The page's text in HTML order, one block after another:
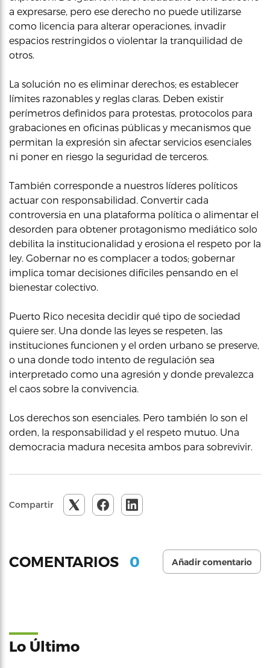
a expresarse, pero ese derecho no puede utilizarse
como licencia para alterar operaciones, invadir
espacios restringidos o violentar la tranquilidad de
otros.
La solución no es eliminar derechos; es establecer
límites razonables y reglas claras. Deben existir
perímetros definidos para protestas, protocolos para
grabaciones en oficinas públicas y mecanismos que
permitan la expresión sin afectar servicios esenciales
ni poner en riesgo la seguridad de terceros.
También corresponde a nuestros líderes políticos
actuar con responsabilidad. Convertir cada
controversia en una plataforma política o alimentar el
desorden para obtener protagonismo mediático solo
debilita la institucionalidad y erosiona el respeto por la
ley. Gobernar no es complacer a todos; gobernar
implica tomar decisiones difíciles pensando en el
bienestar colectivo.
Puerto Rico necesita decidir qué tipo de sociedad
quiere ser. Una donde las leyes se respeten, las
instituciones funcionen y el orden urbano se preserve,
o una donde todo intento de regulación sea
interpretado como una agresión y donde prevalezca
el caos sobre la convivencia.
Los derechos son esenciales. Pero también lo son el
orden, la responsabilidad y el respeto mutuo. Una
democracia madura necesita ambos para sobrevivir.
Compartir
COMENTARIOS 0 Añadir comentario
Lo Último